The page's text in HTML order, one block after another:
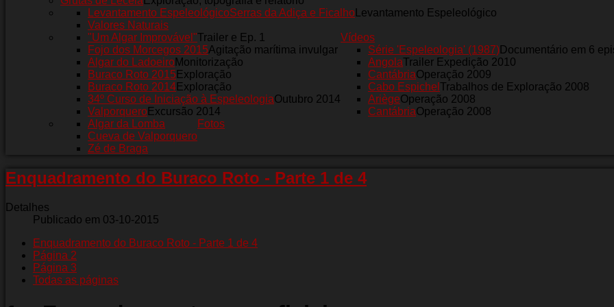
Serras da Adiça e Ficalho Levantamento Espeleológico
Levantamento Espeleológico
Valores Naturais
Vídeos
"Um Algar Improvável"Trailer e Ep. 1
Fojo dos Morcegos 2015Agitação marítima invulgar
Algar do LadoeiroMonitorização
Buraco Roto 2015 Exploração
Buraco Roto 2014Exploração
34º Curso de Iniciação à EspeleologiaOutubro 2014
ValporqueroExcursão 2014
Série 'Espeleologia' (1987)Documentário em 6
AngolaTrailer Expedição 2010
CantábriaOperação 2009
Cabo Espichel Trabalhos de Exploração 2008
AriègeOperação 2008
CantábriaOperação 2008
Fotos
Algar da Lomba
Cueva de Valporquero
Zé de Braga
Enquadramento do Buraco Roto - Parte 1 de 4
Detalhes
Publicado em 03-10-2015
Enquadramento do Buraco Roto - Parte 1 de 4
Página 2
Página 3
Todas as páginas